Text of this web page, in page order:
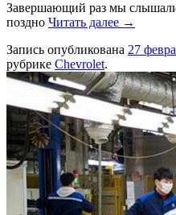
Завершающий раз мы слышали
поздно Читать далее →
Запись опубликована 27
рубрике Chevrolet.